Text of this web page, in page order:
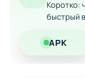
Скрытые
игроков
Коротко:
быстрый
APK